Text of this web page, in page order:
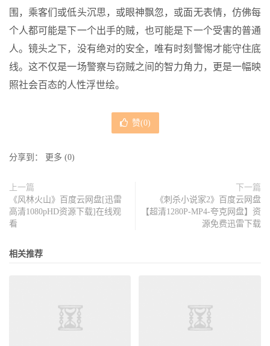
围，乘客们或低头沉思，或眼神飘忽，或面无表情，仿佛每
个人都可能是下一个出手的贼，也可能是下一个受害的普通
人。镜头之下，没有绝对的安全，唯有时刻警惕才能守住底
线。这不仅是一场警察与窃贼之间的智力角力，更是一幅映
照社会百态的人性浮世绘。
赞(0)
分享到： 更多 (0)
上一篇
《风林火山》百度云网盘[迅雷
高清1080pHD资源下载]在线观
看
下一篇
《刺杀小说家2》百度云网盘
【超清1280P-MP4-夸克网盘】资
源免费迅雷下载
相关推荐